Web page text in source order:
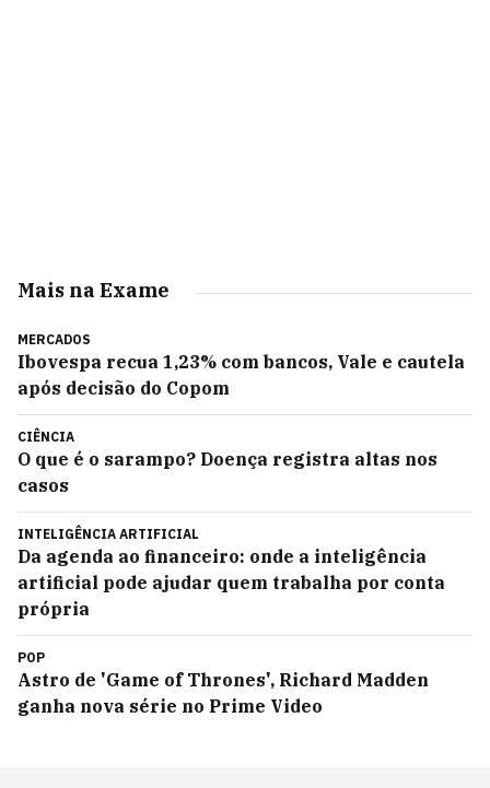
Mais na Exame
MERCADOS
Ibovespa recua 1,23% com bancos, Vale e cautela
após decisão do Copom
CIÊNCIA
O que é o sarampo? Doença registra altas nos
casos
INTELIGÊNCIA ARTIFICIAL
Da agenda ao financeiro: onde a inteligência
artificial pode ajudar quem trabalha por conta
própria
POP
Astro de 'Game of Thrones', Richard Madden
ganha nova série no Prime Video